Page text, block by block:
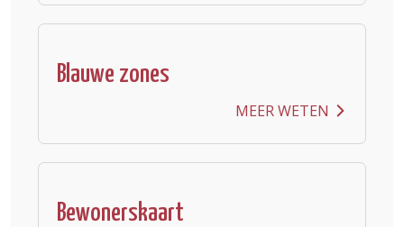
Blauwe zones
MEER WETEN
Bewonerskaart